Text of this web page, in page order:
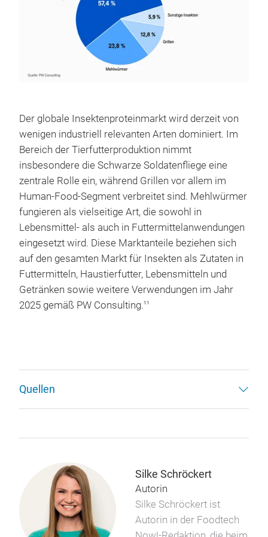
Der globale Insektenproteinmarkt wird derzeit von
wenigen industriell relevanten Arten dominiert. Im
Bereich der Tierfutterproduktion nimmt
insbesondere die Schwarze Soldatenfliege eine
zentrale Rolle ein, während Grillen vor allem im
Human-Food-Segment verbreitet sind. Mehlwürmer
fungieren als vielseitige Art, die sowohl in
Lebensmittel- als auch in Futtermittelanwendungen
eingesetzt wird. Diese Marktanteile beziehen sich
auf den gesamten Markt für Insekten als Zutaten in
Futtermitteln, Haustierfutter, Lebensmitteln und
Getränken sowie weitere Verwendungen im Jahr
2025 gemäß PW Consulting.11
Quellen
Silke Schröckert
Autorin
Silke Schröckert ist
Autorin in der Foodtech